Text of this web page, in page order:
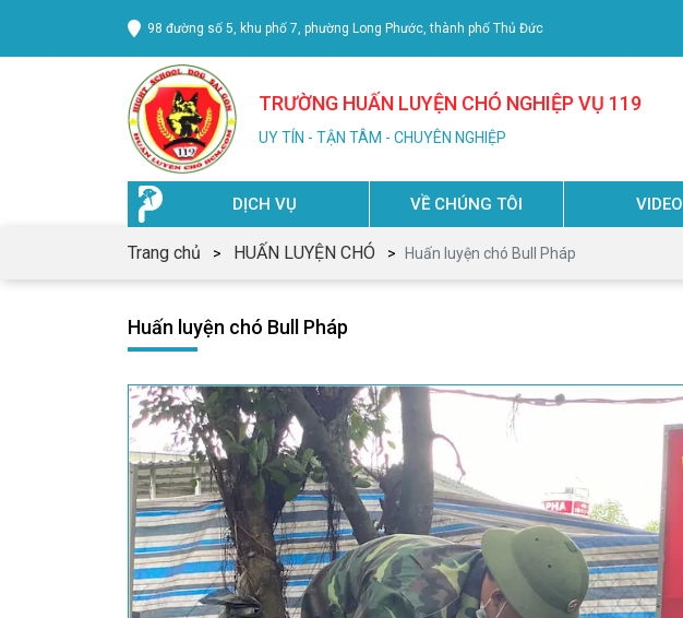
98 đường số 5, khu phố 7, phường Long Phước, thành phố Thủ Đức
TRƯỜNG HUẤN LUYỆN CHÓ NGHIỆP VỤ 119
UY TÍN - TẬN TÂM - CHUYÊN NGHIỆP
DỊCH VỤ VỀ CHÚNG TÔI VIDEO
Trang chủ HUẤN LUYỆN CHÓ Huấn luyện chó Bull Pháp
Huấn luyện chó Bull Pháp